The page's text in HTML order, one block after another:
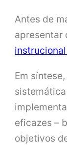
Antes de
apresentar
Em
eficazes –
objetivos